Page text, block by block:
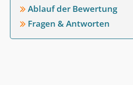
Ablauf der Bewertung
Fragen & Antworten